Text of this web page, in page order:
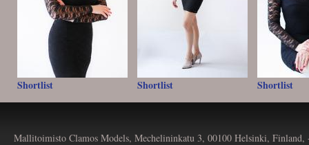
Shortlist Shortlist Shortlist
Mallitoimisto Clamos Models, Mechelininkatu 3, 00100 Helsinki,